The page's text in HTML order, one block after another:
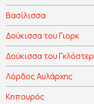
Βασίλισσα
Δούκισσα του Γιορκ
Δούκισσα του Γκλόστερ
Λόρδος Αυλάρχης
Κηπουρός